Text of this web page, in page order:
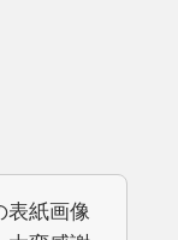
表紙画像